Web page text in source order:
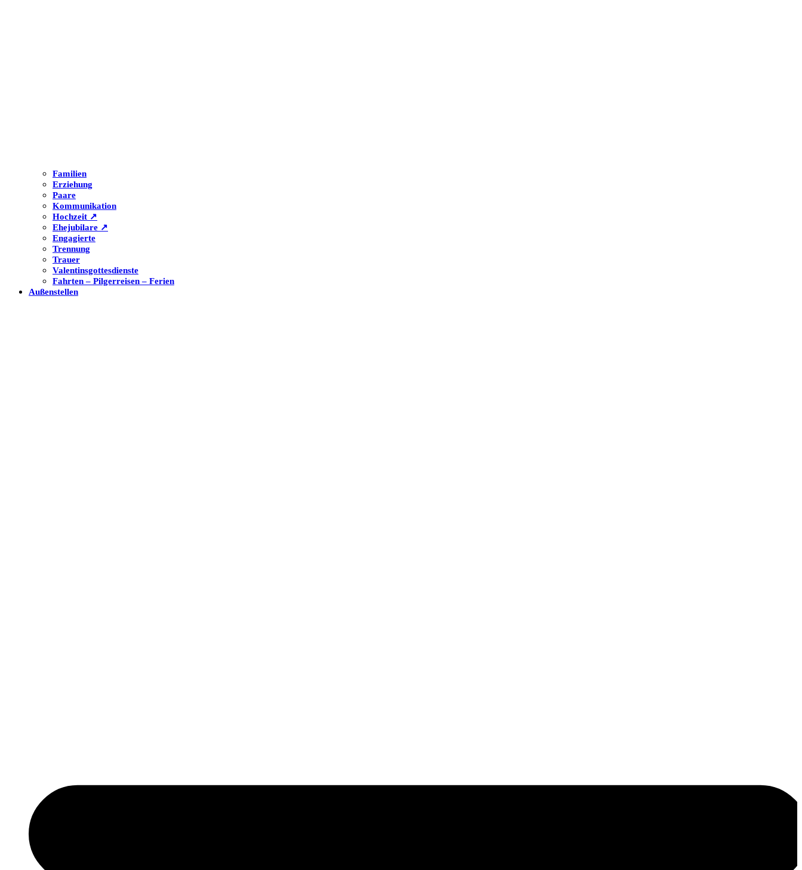
Familien
Erziehung
Paare
Kommunikation
Hochzeit ↗
Ehejubilare ↗
Engagierte
Trennung
Trauer
Valentinsgottesdienste
Fahrten – Pilgerreisen – Ferien
Außenstellen